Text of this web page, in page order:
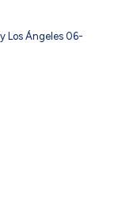
Los Ángeles 06-